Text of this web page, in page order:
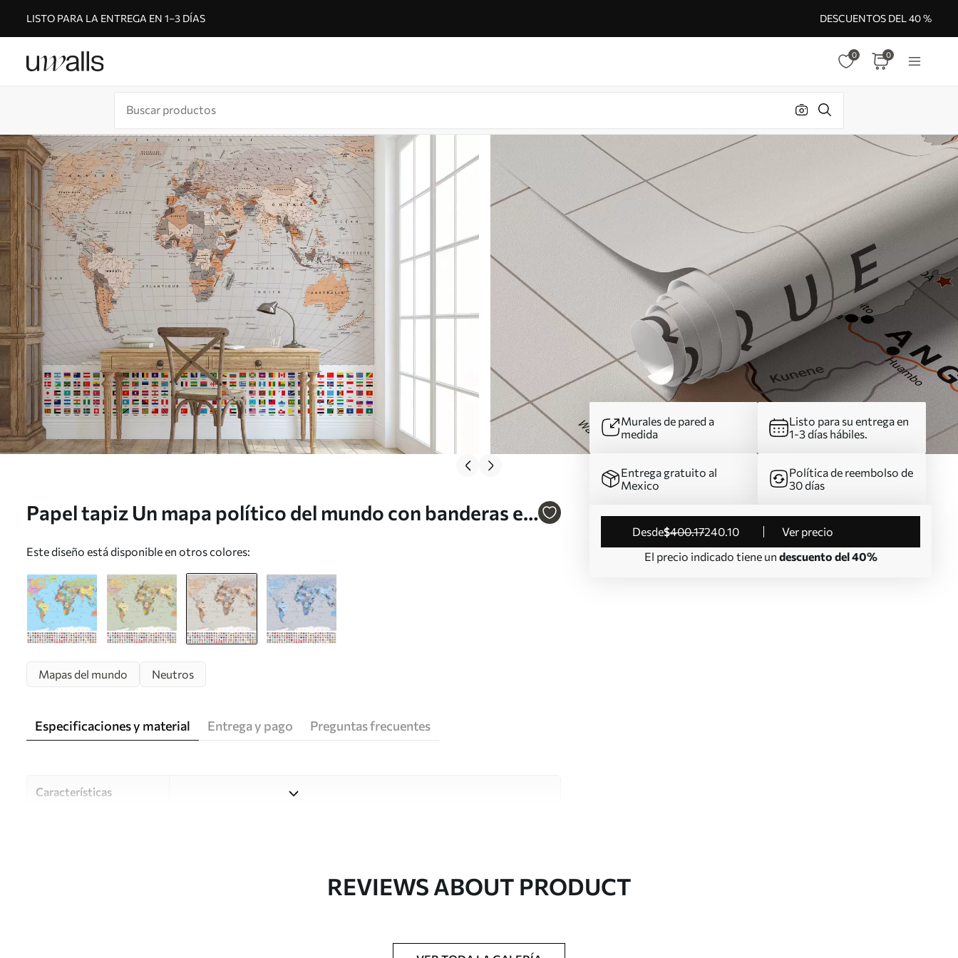
LISTO PARA LA ENTREGA EN 1–3 DÍAS DESCUENTOS DEL 40 %
0 0
Papel tapiz Un mapa político del mundo con banderas en
Este diseño está disponible en otros colores:
Murales de pared a
medida
Listo para su entrega en
1-3 días hábiles.
Entrega gratuito al
Mexico
Política de reembolso de
30 días
desde$400.17240.10
Ver precio
El precio indicado tiene un descuento del 40%
Mapas del mundo Neutros
Especificaciones y material Entrega y pago Preguntas frecuentes
Características
REVIEWS ABOUT PRODUCT